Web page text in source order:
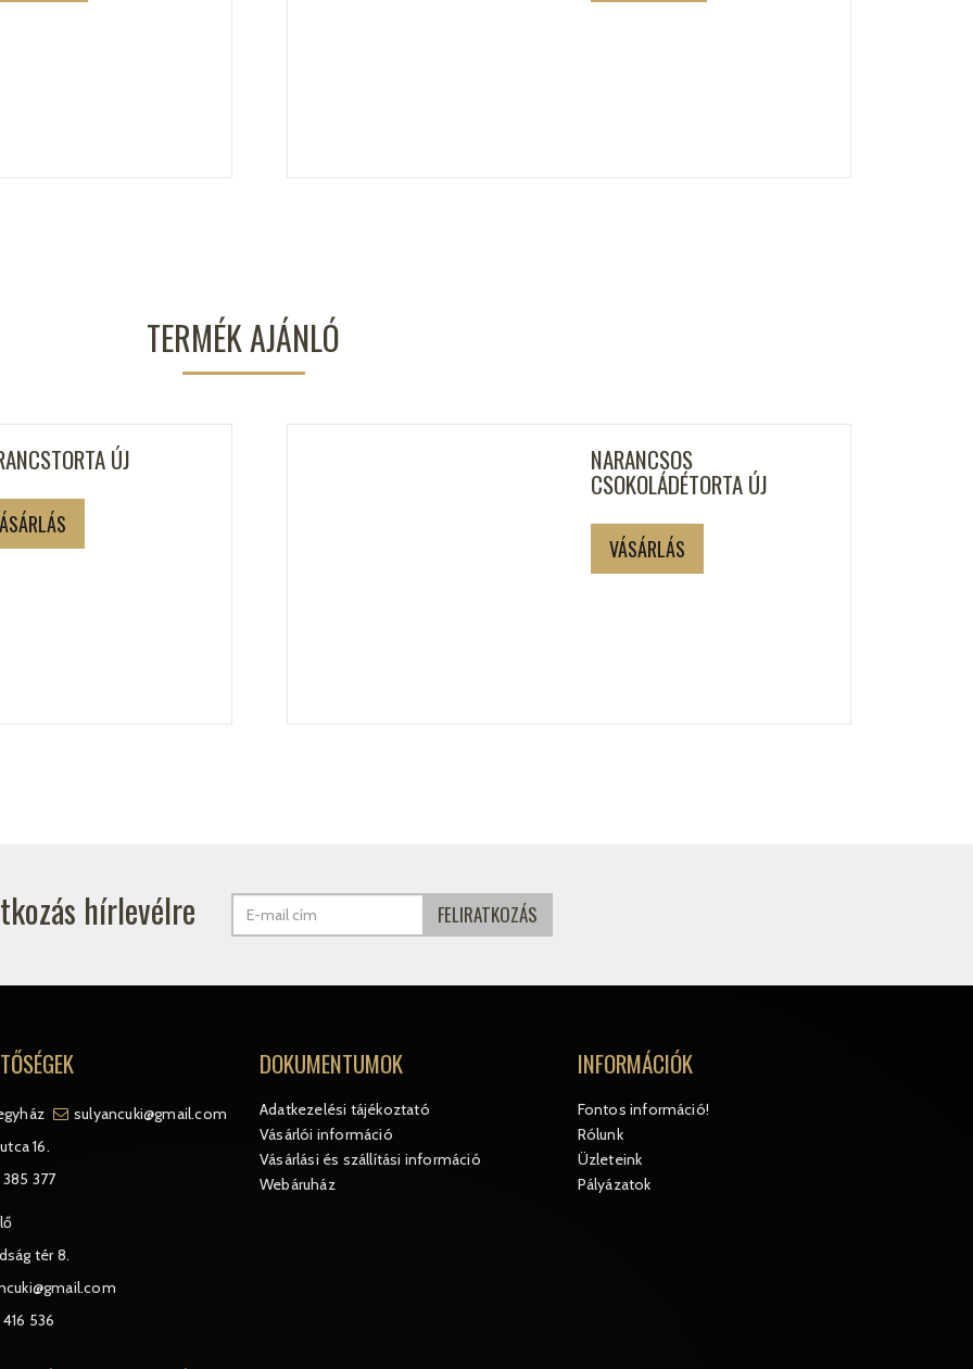
TERMÉK AJÁNLÓ
ÚJ NARANCSOS
CSOKOLÁDÉTORTA ÚJ
VÁSÁRLÁS
hírlevélre
16.
sulyancuki@gmail.com
377
tér 8.
536
DOKUMENTUMOK
Adatkezelési tájékoztató
Vásárlói információ
Vásárlási és szállítási információ
Webáruház
INFORMÁCIÓK
Fontos információ!
Rólunk
Üzleteink
Pályázatok